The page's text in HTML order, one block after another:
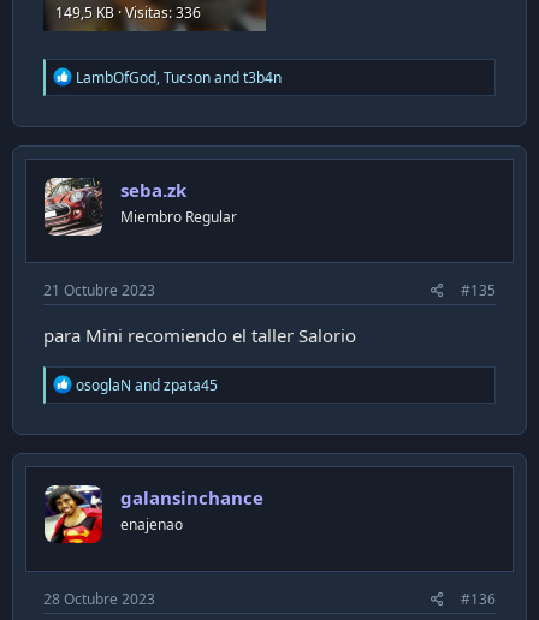
149,5 KB · Visitas: 336
R
e
c
t
o
n
s
LambOfGod,Tucsonandt3b4n
seba.zk
Miembro Regular
21 Octubre 2023 #135
para Mini recomiendo el taller Salorio
R
e
c
t
o
n
s
osoglaN andzpata45
galansinchance
enajenao
28 Octubre 2023 #136